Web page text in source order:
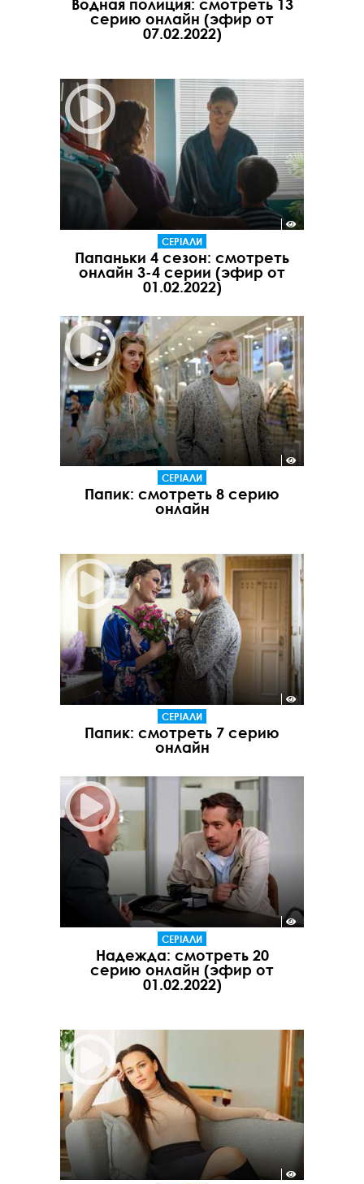
Водная полиция: смотреть 13
серию онлайн (эфир от
07.02.2022)
СЕРІАЛИ
Папаньки 4 сезон: смотреть
онлайн 3-4 cерии (эфир от
01.02.2022)
СЕРІАЛИ
Папик: смотреть 8 серию
онлайн
СЕРІАЛИ
Папик: смотреть 7 серию
онлайн
СЕРІАЛИ
Надежда: смотреть 20
серию онлайн (эфир от
01.02.2022)